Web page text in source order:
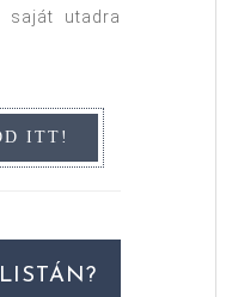
saját utadra